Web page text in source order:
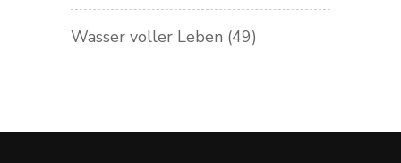
Wasser voller Leben (49)